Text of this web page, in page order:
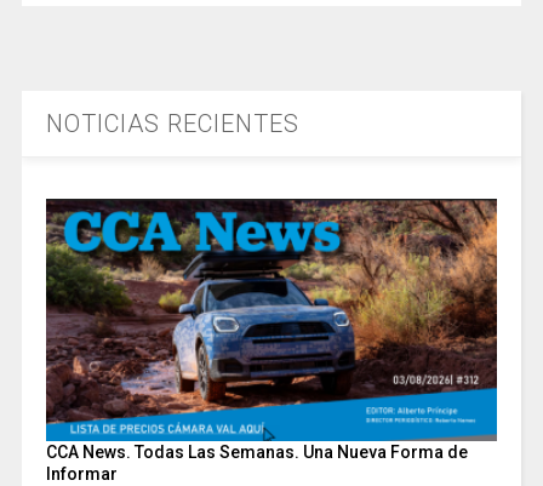
NOTICIAS RECIENTES
CCA News. Todas Las Semanas. Una Nueva Forma de
Informar